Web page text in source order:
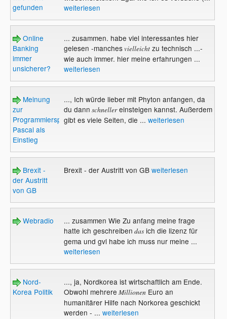
gefunden
weiterlesen
Online
Banking
immer
unsicherer?
... zusammen. habe viel interessantes hier
gelesen -manchesvielleichtzu technisch ...-
wie auch immer. hier meine erfahrungen ...
weiterlesen
Meinung
zur
Programmiersprache
Pascal als
Einstieg
..., Ich würde lieber mit Phyton anfangen, da
du dann schnellereinsteigen kannst. Außerdem
gibt es viele Seiten, die ... weiterlesen
Brexit -
der Austritt
von GB
Brexit - der Austritt von GB weiterlesen
Webradio
... zusammen Wie Zu anfang meine frage
hatte ich geschreiben dasich die lizenz für
gema und gvl habe ich muss nur meine ...
weiterlesen
Nord-
Korea Politik
..., ja, Nordkorea ist wirtschaftlich am Ende.
Obwohl mehrere MillionenEuro an
humanitärer Hilfe nach Norkorea geschickt
werden - ... weiterlesen